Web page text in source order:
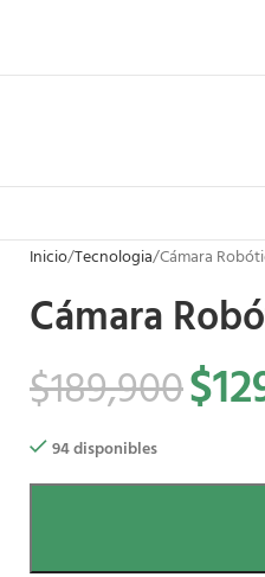
Inicio Tecnologia Cámara
Cámara
$189,900$
94 disponibles